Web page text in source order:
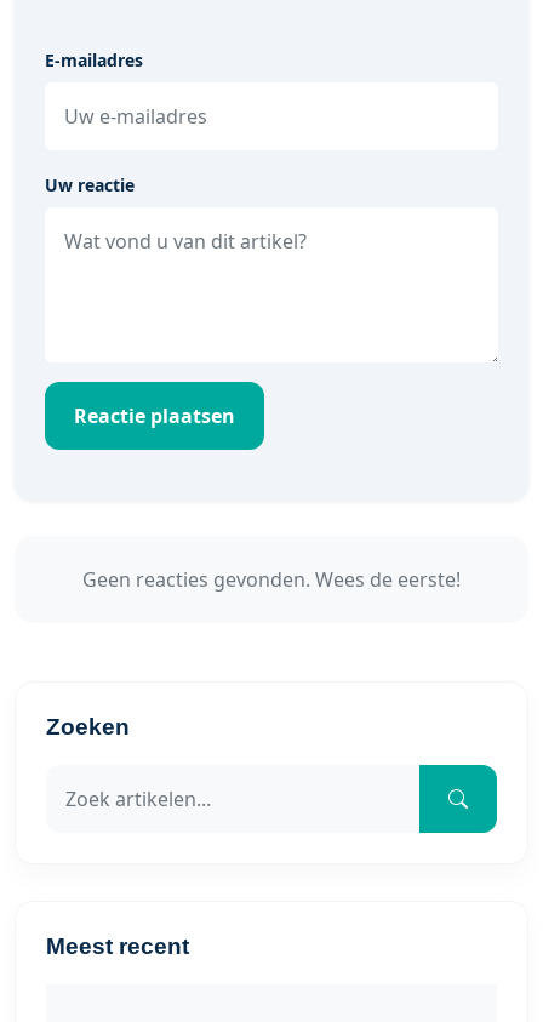
E-mailadres
Uw reactie
Reactie plaatsen
Geen reacties gevonden. Wees de eerste!
Zoeken
Meest recent